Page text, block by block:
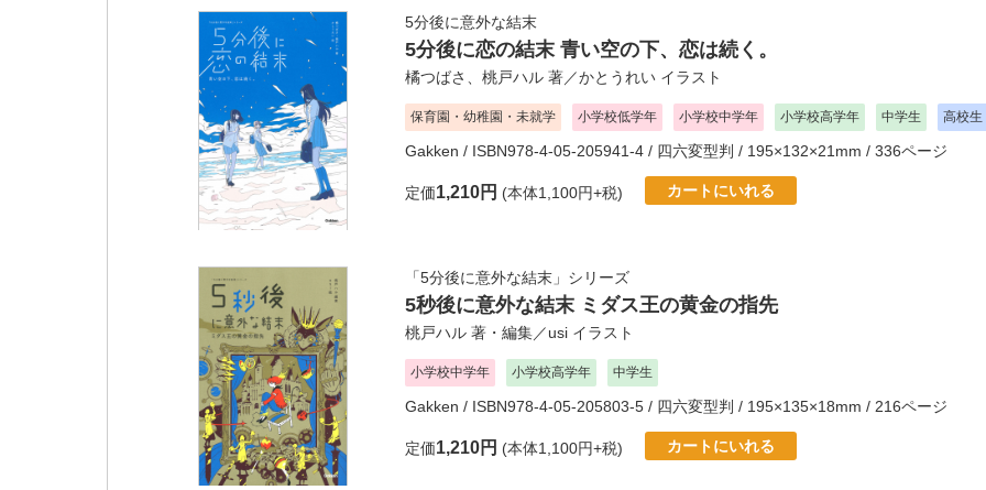
5分後に意外な結末
5分後に恋の結末 青い空の下、恋は続く。
橘つばさ 桃戸ハル 著／かとうれい イラスト
保育園・幼稚園・未就学 小学校低学年 小学校中学年 小学校高学年 中学生 高校生
Gakken / ISBN978-4-05-205941-4 / 四六変型判 / 195×132×21mm / 336ページ
定価1,210円 (本体1,100円+税) カートにいれる
「5分後に意外な結末」シリーズ
5秒後に意外な結末 ミダス王の黄金の指先
桃戸ハル 著・編集／usi イラスト
小学校中学年 小学校高学年 中学生
Gakken / ISBN978-4-05-205803-5 / 四六変型判 / 195×135×18mm / 216ページ
定価1,210円 (本体1,100円+税) カートにいれる